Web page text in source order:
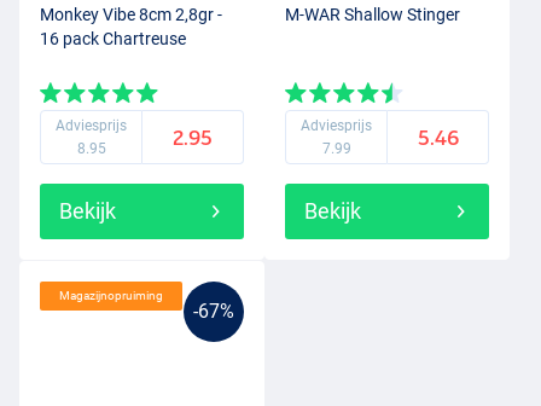
Monkey Vibe 8cm 2,8gr -
16 pack Chartreuse
Adviesprijs
8.95
2.95
Bekijk
M-WAR Shallow Stinger
Adviesprijs
7.99
5.46
Bekijk
-67%
Magazijnopruiming